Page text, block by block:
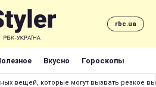
rbc.ua
Вкусно Гороскопы
вещей, которые могут вызвать резкое